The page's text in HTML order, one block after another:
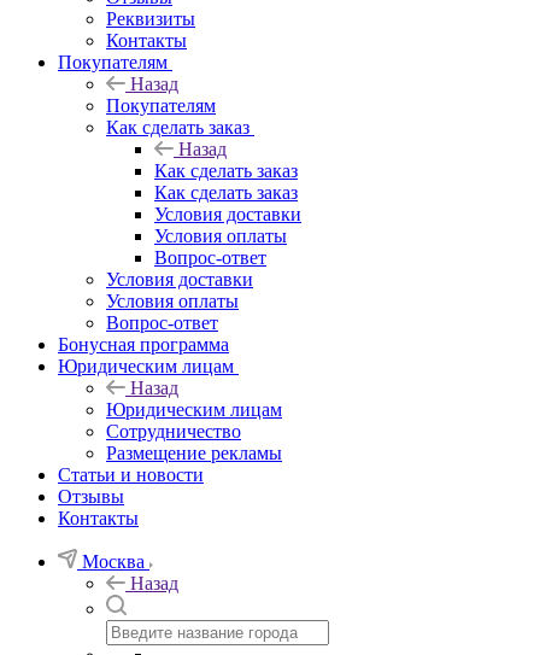
Реквизиты
Контакты
Покупателям
Назад
Покупателям
Как сделать заказ
Назад
Как сделать заказ
Как сделать заказ
Условия доставки
Условия оплаты
Вопрос-ответ
Условия доставки
Условия оплаты
Вопрос-ответ
Бонусная программа
Юридическим лицам
Назад
Юридическим лицам
Сотрудничество
Размещение рекламы
Статьи и новости
Отзывы
Контакты
Москва
Назад